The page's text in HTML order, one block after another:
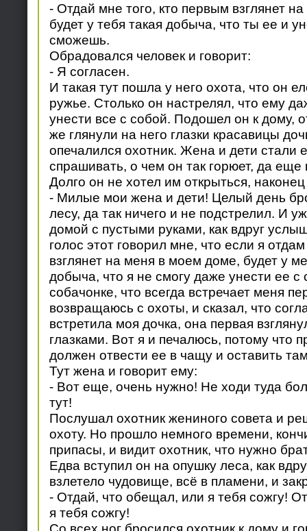
- Отдай мне того, кто первым взглянет
будет у тебя такая добыча, что ты ее и
сможешь.
Обрадовался человек и говорит:
- Я согласен.
И такая тут пошла у него охота, что он
ружье. Столько он настрелял, что ему
унести все с собой. Подошел он к дому,
же глянули на него глазки красавицы
опечалился охотник. Жена и дети стали
спрашивать, о чем он так горюет, да еще
Долго он не хотел им открыться, наконец
- Милые мои жена и дети! Целый день
лесу, да так ничего и не подстрелил. И
домой с пустыми руками, как вдруг
голос этот говорил мне, что если я
взглянет на меня в моем доме, будет у
добыча, что я не смогу даже унести ее
собачонке, что всегда встречает меня
возвращаюсь с охоты, и сказал, что
встретила моя дочка, она первая
глазками. Вот я и печалюсь, потому что
должен отвести ее в чащу и оставить
Тут жена и говорит ему:
- Вот еще, очень нужно! Не ходи туда
тут!
Послушал охотник жениного совета и
охоту. Но прошло немного времени,
припасы, и видит охотник, что нужно
Едва вступил он на опушку леса, как
взлетело чудовище, всё в пламени, и
- Отдай, что обещал, или я тебя сожгу!
я тебя сожгу!